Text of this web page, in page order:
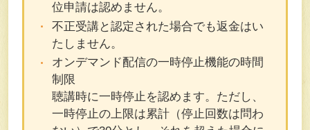
位申請は認めません。
不正受講と認定された場合でも返金はい
たしません。
オンデマンド配信の一時停止機能の時間
制限
聴講時に一時停止を認めます。ただし、
一時停止の上限は累計（停止回数は問わ